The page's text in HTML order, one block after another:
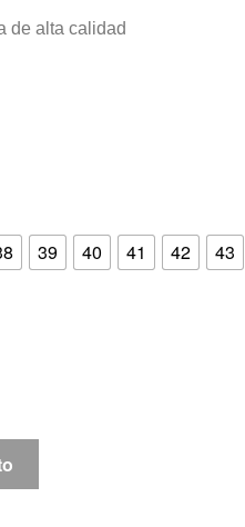
de alta calidad
39 40 41 42 43